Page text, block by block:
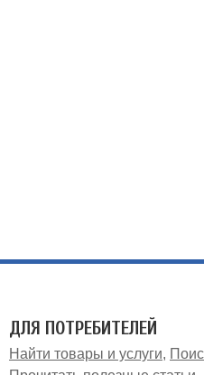
ДЛЯ ПОТРЕБИТЕЛЕЙ
Найти товары и услуги